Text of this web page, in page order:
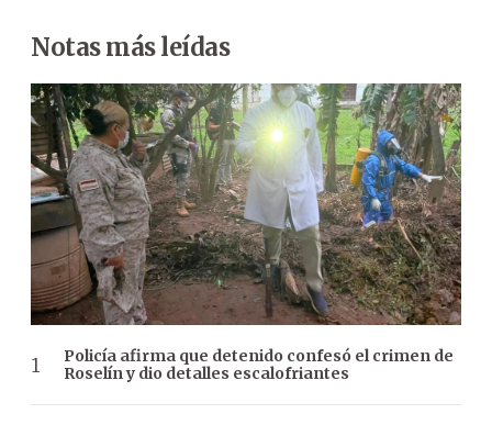
Notas más leídas
Policía afirma que detenido confesó el crimen de
Roselín y dio detalles escalofriantes